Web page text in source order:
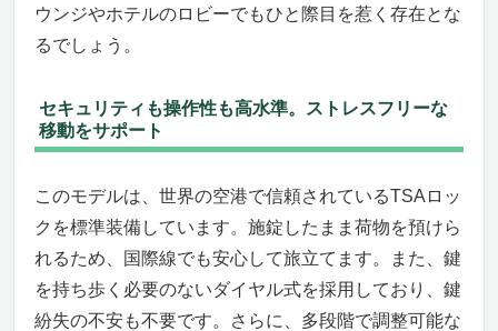
ウンジやホテルのロビーでもひと際目を惹く存在とな
るでしょう。
セキュリティも操作性も高水準。ストレスフリーな
移動をサポート
このモデルは、世界の空港で信頼されているTSAロッ
クを標準装備しています。施錠したまま荷物を預けら
れるため、国際線でも安心して旅立てます。また、鍵
を持ち歩く必要のないダイヤル式を採用しており、鍵
紛失の不安も不要です。さらに、多段階で調整可能な